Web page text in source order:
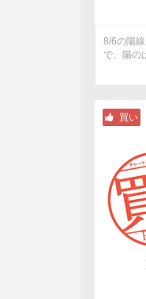
8/6の陽
で、陽の
買い